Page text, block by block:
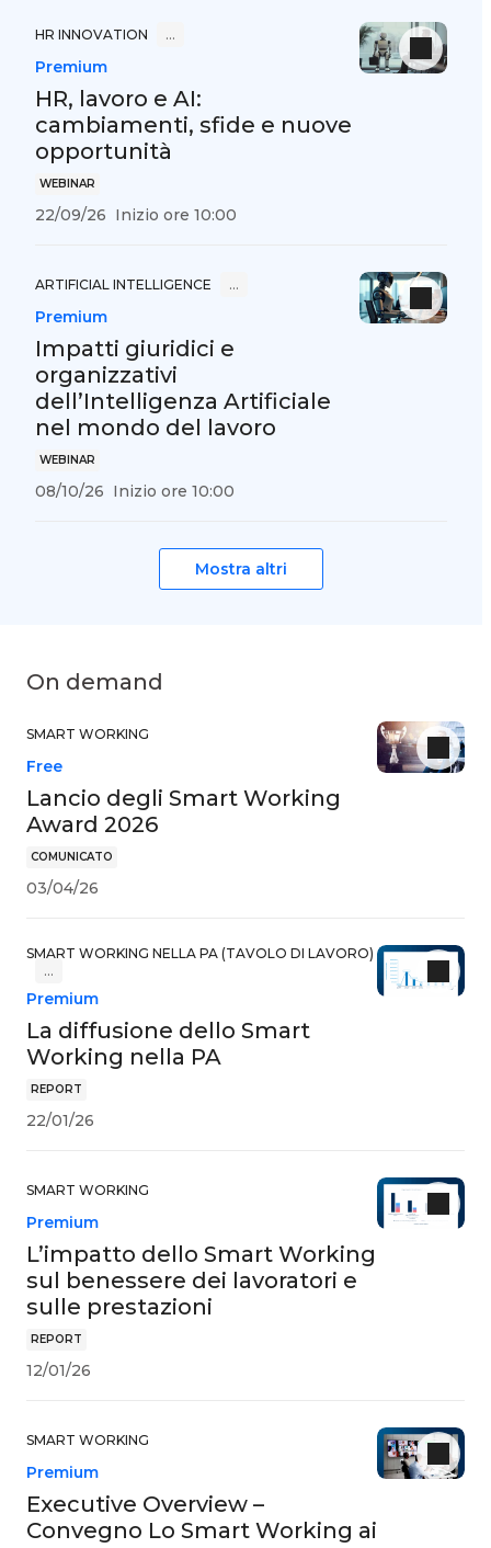
HR INNOVATION …
WEBINAR
HR, lavoro e AI:
cambiamenti, sfide e nuove
opportunità
22/09/26
Premium
Inizio ore 10:00
ARTIFICIAL INTELLIGENCE …
WEBINAR
Impatti giuridici e
organizzativi
dell’Intelligenza Artificiale
nel mondo del lavoro
08/10/26
Premium
Inizio ore 10:00
Mostra altri
On demand
SMART WORKING
COMUNICATO
Lancio degli Smart Working
Award 2026
Free
03/04/26
SMART WORKING NELLA PA (TAVOLO DI LAVORO)
…
REPORT
La diffusione dello Smart
Working nella PA
Premium
22/01/26
SMART WORKING
REPORT
L’impatto dello Smart Working
sul benessere dei lavoratori e
sulle prestazioni
Premium
12/01/26
SMART WORKING
Executive Overview –
Convegno Lo Smart Working ai
Premium